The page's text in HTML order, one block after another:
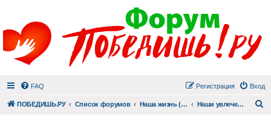
FAQ Вход
Регистрация
ПОБЕДИШЬ.РУ Список форумов Наша жизнь (не всё же о суициде!) Наши увлечения